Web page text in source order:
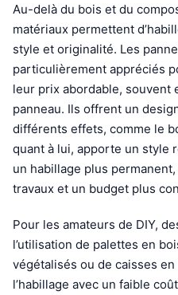
Au-delà du bois et du
matériaux permettent
style et originalité. Les
particulièrement appréciés
leur prix abordable, souvent
panneau. Ils offrent un
différents effets, comme le
quant à lui, apporte un style
un habillage plus
travaux et un budget plus
Pour les amateurs de DIY,
l’utilisation de palettes en
végétalisés ou de caisses
l’habillage avec un faible